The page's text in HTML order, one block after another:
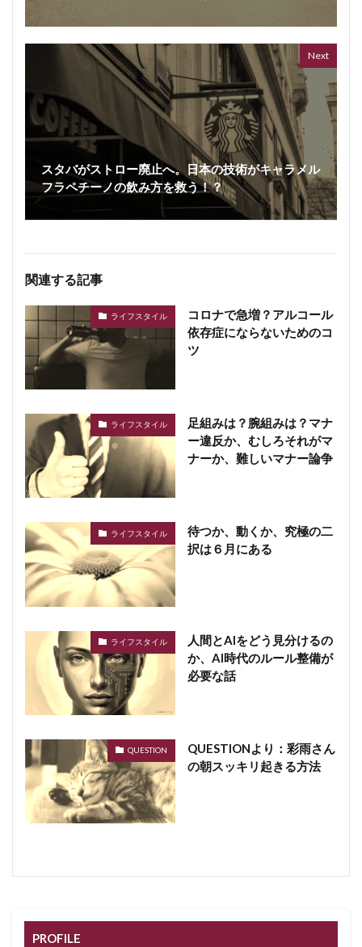
Next
スタバがストロー廃止へ。日本の技術がキャラメル
フラペチーノの飲み方を救う！？
関連する記事
ライフスタイル
コロナで急増？アルコール
依存症にならないためのコ
ツ
ライフスタイル
足組みは？腕組みは？マナ
ー違反か、むしろそれがマ
ナーか、難しいマナー論争
ライフスタイル
待つか、動くか、究極の二
択は６月にある
ライフスタイル
人間とAIをどう見分けるの
か、AI時代のルール整備が
必要な話
QUESTION
QUESTIONより：彩雨さん
の朝スッキリ起きる方法
PROFILE